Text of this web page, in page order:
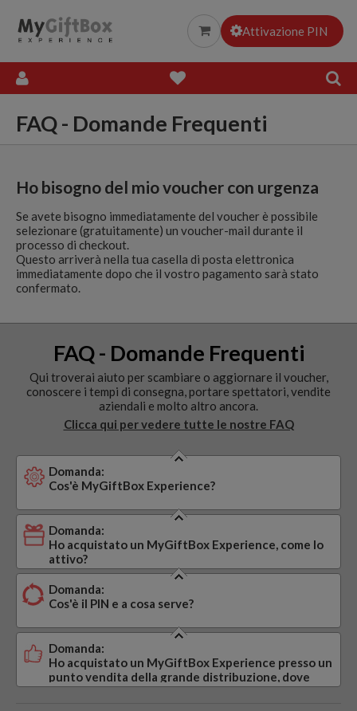
Attivazione PIN
Esperienze Gourmet
Everything
FAQ - Domande Frequenti
Ho bisogno del mio voucher con urgenza
Se avete bisogno immediatamente del voucher è possibile
selezionare (gratuitamente) un voucher-mail durante il
processo di checkout.
Questo arriverà nella tua casella di posta elettronica
immediatamente dopo che il vostro pagamento sarà stato
confermato.
FAQ - Domande Frequenti
Qui troverai aiuto per scambiare o aggiornare il voucher,
conoscere i tempi di consegna, portare spettatori, vendite
aziendali e molto altro ancora.
Clicca qui per vedere tutte le nostre FAQ
Domanda:
Cos'è MyGiftBox Experience?
Domanda:
Ho acquistato un MyGiftBox Experience, come lo
attivo?
Domanda:
Cos'è il PIN e a cosa serve?
Domanda:
Ho acquistato un MyGiftBox Experience presso un
punto vendita della grande distribuzione, dove
trovo il codice di attivazione (PIN)?